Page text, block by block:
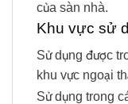
của sàn nhà.
Khu vực sử
Sử dụng được
khu vực ngoại
Sử dụng trong